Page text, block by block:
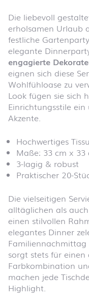
Die liebevoll
erholsamen Urlaub
festliche
elegante
engagierte
eignen sich diese
Wohlfühloase zu
Look fügen sie sich
Einrichtungsstile
Akzente.
Hochwertiges
Maße: 33 cm x 33
3-lagig & robust
Praktischer 20-
Die vielseitigen
alltäglichen als
einen stilvollen
elegantes Dinner
sorgt stets für
Farbkombination
machen jede
Highlight.